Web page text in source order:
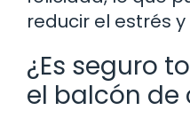
reducir el estrés
¿Es seguro
el balcón de